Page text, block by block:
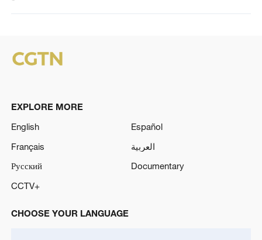
EXPLORE MORE
English
Español
Français
العربية
Русский
Documentary
CCTV+
CHOOSE YOUR LANGUAGE